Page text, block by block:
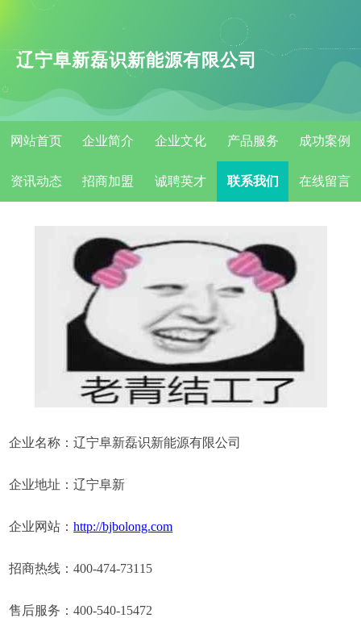
辽宁阜新磊识新能源有限公司
网站首页 企业简介 企业文化 产品服务 成功案例
资讯动态 招商加盟 诚聘英才 联系我们 在线留言
企业名称：辽宁阜新磊识新能源有限公司
企业地址：辽宁阜新
企业网站：http://bjbolong.com
招商热线：400-474-73115
售后服务：400-540-15472